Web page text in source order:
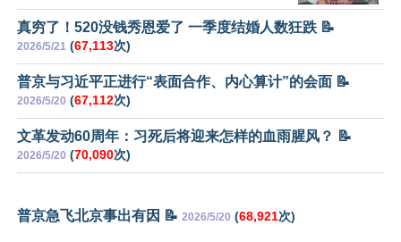
真穷了！520没钱秀恩爱了 一季度结婚人数狂跌 📝
2026/5/21 (67,113次)
普京与习近平正进行“表面合作、内心算计”的会面 📝
2026/5/20 (67,112次)
文革发动60周年：习死后将迎来怎样的血雨腥风？ 📝
2026/5/20 (70,090次)
普京急飞北京事出有因 📝 2026/5/20 (68,921次)